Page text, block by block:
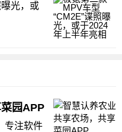
光，或
园APP
专注软件